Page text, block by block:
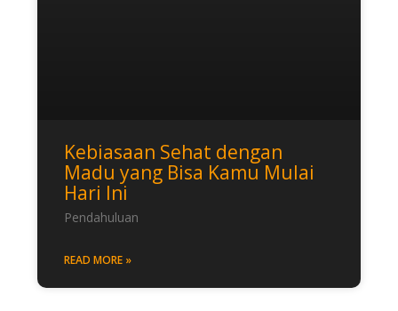
Kebiasaan Sehat dengan
Madu yang Bisa Kamu Mulai
Hari Ini
Pendahuluan
READ MORE »